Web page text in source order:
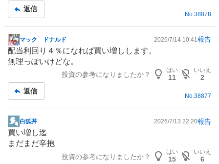
返信
No. 38878
掲
示
板
マック ドナルド 2026/7/14 10:41 報告
配当利回り４％になれば買い増しします。
無理っぽいけどな。
投資の参考になりましたか？
はい
11
いいえ
2
返信
No.38877
掲
示
板
白狐丼 2026/7/13 22:20報告
買い増し迄
まだまだ辛抱
投資の参考になりましたか？
はい
15
いいえ
6